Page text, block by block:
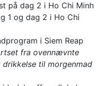
på dag 2 i Ho Chi Minh
1 og dag 2 i Ho Chi
i Siem Reap
fra ovennævnte
til morgenmad